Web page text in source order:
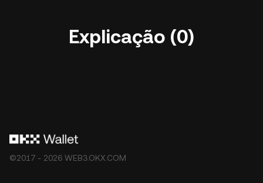
Explicação (0)
©2017 - 2026 WEB3.OKX.COM